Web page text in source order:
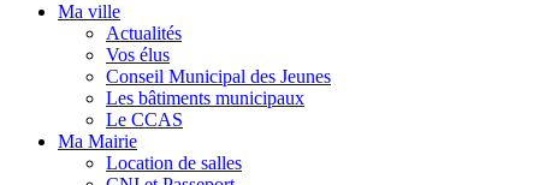
Ma ville
Actualités
Vos élus
Conseil Municipal des Jeunes
Les bâtiments municipaux
Le CCAS
Ma Mairie
Location de salles